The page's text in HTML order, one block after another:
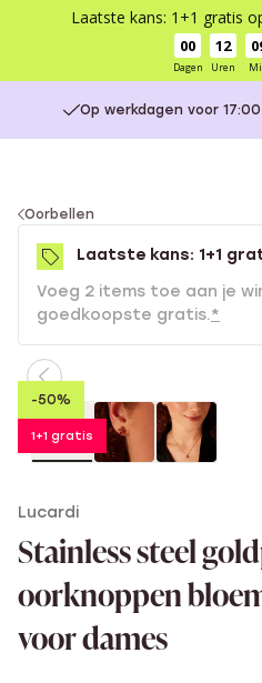
Laatste kans: 1+1 gratis
00
Dagen
12
Uren
Op werkdagen voor
You
are
here:
Oorbellen
Laatste kans: 1+1
Voeg 2 items toe aan je
goedkoopste gratis.*
-50%
1+1 gratis
Lucardi
Stainless steel
oorknoppen
voor dames